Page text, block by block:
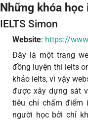
Những khóa
IELTS Simon
Website: https://
Đây là một trang
đồng luyện thi ielts
khảo ielts, vì vậy
được xây dựng sát
tiêu chí chấm điểm
người học bởi chỉ